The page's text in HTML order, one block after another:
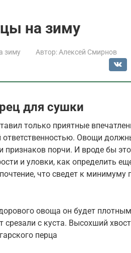
на зиму
зиму Автор: Алексей Смирнов
для сушки
только приятные
ответственностью. Овощи
порчи. И вроде бы
и уловки, как определить
что сведет к минимуму
овоща он будет
срезали с куста. Высохший
перца